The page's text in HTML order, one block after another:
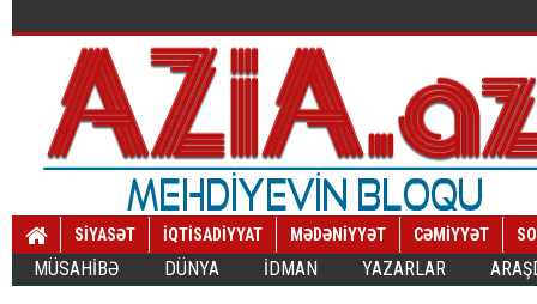
SİYASƏT İQTİSADİYYAT MƏDƏNİYYƏT CƏMİYYƏT
MÜSAHİBƏ DÜNYA İDMAN YAZARLAR